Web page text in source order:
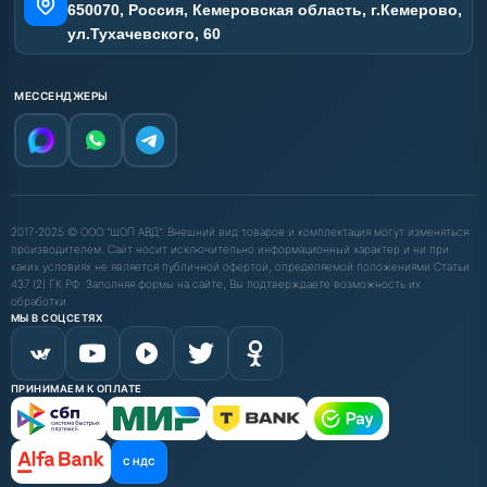
650070, Россия, Кемеровская область, г.Кемерово,
ул.Тухачевского, 60
МЕССЕНДЖЕРЫ
2017-2025 © ООО "ШОП АВД". Внешний вид товаров и комплектация могут изменяться
производителем. Сайт носит исключительно информационный характер и ни при
каких условиях не является публичной офертой, определяемой положениями Статьи
437 (2) ГК РФ. Заполняя формы на сайте, Вы подтверждаете возможность их
обработки.
МЫ В СОЦСЕТЯХ
ПРИНИМАЕМ К ОПЛАТЕ
С НДС